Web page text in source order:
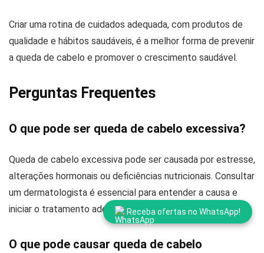
Receba ofertas no WhatsApp!
Criar uma rotina de cuidados adequada, com produtos de
qualidade e hábitos saudáveis, é a melhor forma de prevenir
a queda de cabelo e promover o crescimento saudável.
Perguntas Frequentes
O que pode ser queda de cabelo excessiva?
Queda de cabelo excessiva pode ser causada por estresse,
alterações hormonais ou deficiências nutricionais. Consultar
um dermatologista é essencial para entender a causa e
iniciar o tratamento adequado.
O que pode causar queda de cabelo